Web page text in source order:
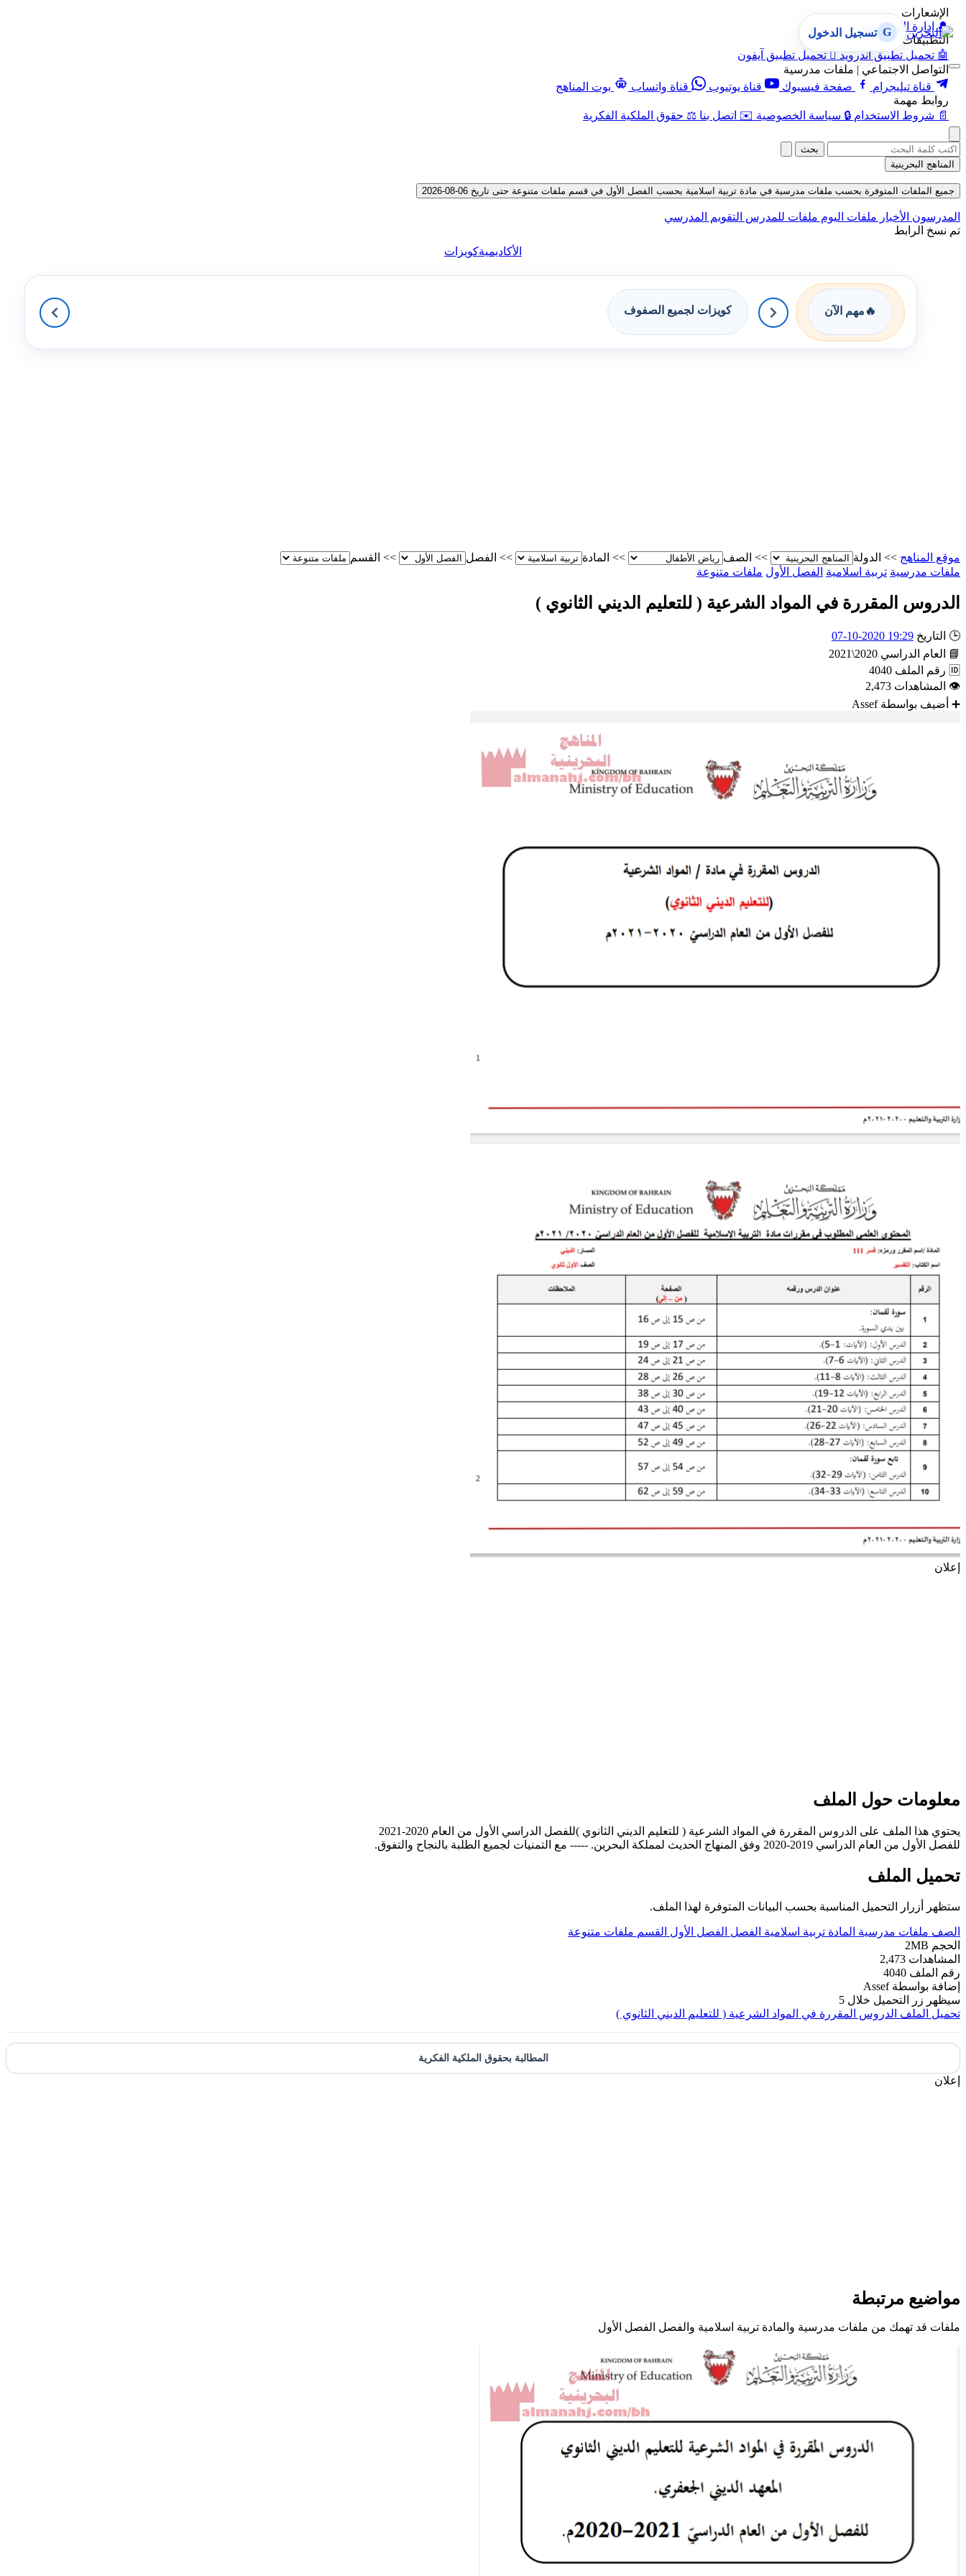
الإشعارات
🔔 إدارة الإشعارات
التطبيقات
🤖 تحميل تطبيق أندرويد  تحميل تطبيق آيفون
التواصل الاجتماعي | ملفات مدرسية
قناة تيليجرام
صفحة فيسبوك قناة يوتيوب قناة واتساب
بوت المناهج
روابط مهمة
📄 شروط الاستخدام 🔒 سياسة الخصوصية ✉️ اتصل بنا ⚖️ حقوق الملكية الفكرية
G تسجيل الدخول
بحث
المناهج البحرينية
جميع الملفات المتوفرة بحسب ملفات مدرسية في مادة تربية اسلامية بحسب الفصل الأول في قسم ملفات متنوعة حتى تاريخ 06-08-2026
المدرسون الأخبار ملفات اليوم ملفات للمدرس التقويم المدرسي
تم نسخ الرابط
الأكاديميةكويزات
🔥 مهم الآن كويزات لجميع الصفوف
موقع المناهج >> الدولة >> الصف >> المادة >> الفصل >> القسم
ملفات مدرسية تربية اسلامية الفصل الأول ملفات متنوعة
الدروس المقررة في المواد الشرعية ( للتعليم الديني الثانوي )
🕒 التاريخ 19:29 2020-10-07
📘
العام الدراسي 2020\2021
🆔 رقم الملف 4040
👁 المشاهدات 2,473
➕ أضيف بواسطة Assef
إعلان
معلومات حول الملف
يحتوي هذا الملف على الدروس المقررة في المواد الشرعية ( للتعليم الديني الثانوي )للفصل الدراسي الأول من العام 2020-2021
للفصل الأول من العام الدراسي 2019-2020 وفق المنهاج الحديث لمملكة البحرين. ----- مع التمنيات لجميع الطلبة بالنجاح والتفوق.
تحميل الملف
ستظهر أزرار التحميل المناسبة بحسب البيانات المتوفرة لهذا الملف.
الصف ملفات مدرسية المادة تربية اسلامية الفصل الفصل الأول القسم ملفات متنوعة
الحجم 2MB
المشاهدات 2,473
رقم الملف 4040
إضافة بواسطة Assef
سيظهر زر التحميل خلال 5
تحميل الملف الدروس المقررة في المواد الشرعية ( للتعليم الديني الثانوي )
المطالبة بحقوق الملكية الفكرية
إعلان
مواضيع مرتبطة
ملفات قد تهمك من ملفات مدرسية والمادة تربية اسلامية والفصل الفصل الأول